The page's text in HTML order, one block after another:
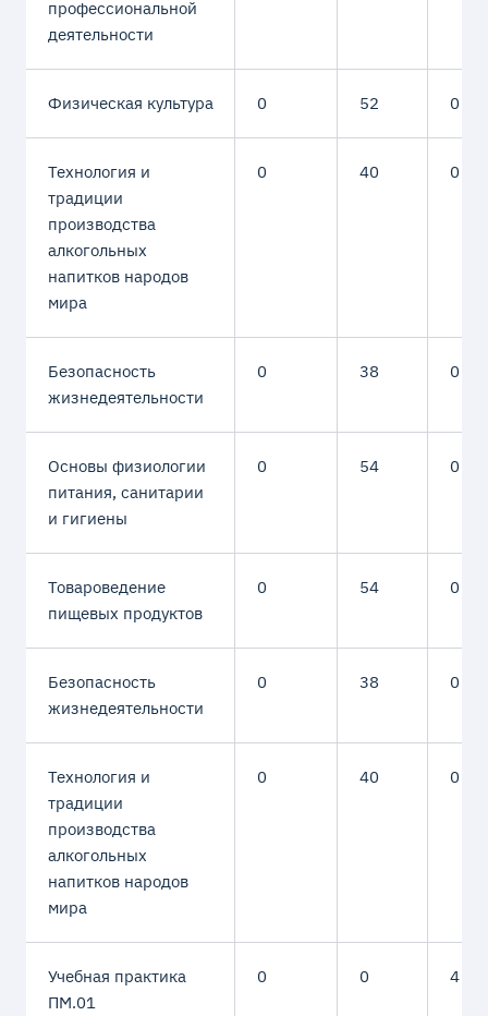
профессиональной
деятельности
Физическая культура 0 52 0
Технология и
традиции
производства
алкогольных
напитков народов
мира
0 40 0
Безопасность
жизнедеятельности
0 38 0
Основы физиологии
питания, санитарии
и гигиены
0 54 0
Товароведение
пищевых продуктов
0 54 0
Безопасность
жизнедеятельности
0 38 0
Технология и
традиции
производства
алкогольных
напитков народов
мира
0 40 0
Учебная практика
ПМ.01
0 0 4